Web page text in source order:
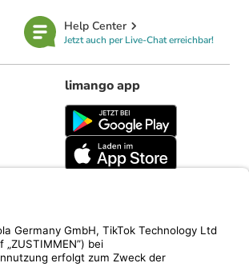
Help Center
Jetzt auch per Live-Chat erreichbar!
limango app